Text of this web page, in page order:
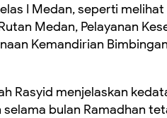
I Medan, seperti
Medan, Pelayanan
Kemandirian
Rasyid menjelaskan
bulan Ramadhan